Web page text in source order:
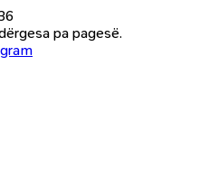
pa pagesë.